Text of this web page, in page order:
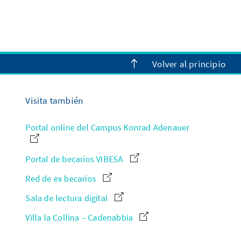
Volver al principio
Visita también
Portal online del Campus Konrad Adenauer
Portal de becarios VIBESA
Red de ex becarios
Sala de lectura digital
Villa la Collina – Cadenabbia